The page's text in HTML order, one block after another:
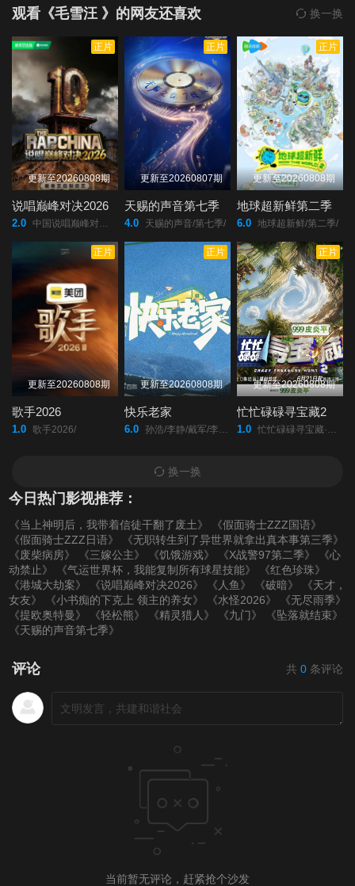
20220124（歇番特辑
第3期）
20220411（第11
期）
20220412（第11期
加更）
20220418（第12
期）
20220419（第12期
加更）
20220425（第13
期）
20220426（第13期
加更）
20220502（第14
期）
20220503（第14期
加更）
20220509（第15
期）
20220510（第15期
加更）
20220516（第16
期）
20220517（第16期
加更）
20220523（第17
期）
20220524（第17期
加更）
20220622（第19期
加更2）
20220627（第20
期）
20220628（第20期
加更1）
20220629（第20期
加更2）
20220704（第21 20220705（第21期
20220706（第21期
加更2） 期）
20220612（第22期
20220718（第23
期）
20220725（第24
观看《毛雪汪 》的网友还喜欢 换一换
正片
更新至20260808期
说唱巅峰对决2026
2.0 中国说唱巅峰对决2026/
正片
更新至20260807期
天赐的声音第七季
4.0 天赐的声音/第七季/
正片
更新至20260808期
地球超新鲜第二季
6.0 地球超新鲜/第二季/
正片
更新至20260808期
歌手2026
1.0 歌手2026/
正片
更新至20260808期
快乐老家
6.0 孙浩/李静/戴军/李维嘉/沈凌/吴昕/武艺/高旭/
正片
更新至20260808期
忙忙碌碌寻宝藏2
1.0 忙忙碌碌寻宝藏·双人成行季/
换一换
今日热门影视推荐：
《当上神明后，我带着信徒干翻了废土》
《假面骑士ZZZ国语》
《假面骑士ZZZ日语》
《无职转生到了异世界就拿出真本事第三季》
《废柴病房》
《三嫁公主》 《饥饿游戏》 《X战警97第二季》
《心
动禁止》
《气运世界杯，我能复制所有球星技能》
《红色珍珠》
《港城大劫案》
《说唱巅峰对决2026》 《人鱼》 《破暗》
《天才，
女友》
《小书痴的下克上 领主的养女》 《水怪2026》
《无尽雨季》
《提欧奥特曼》
《轻松熊》 《精灵猎人》 《九门》
《坠落就结束》
《天赐的声音第七季》
评论 共 0 条评论
当前暂无评论，赶紧抢个沙发